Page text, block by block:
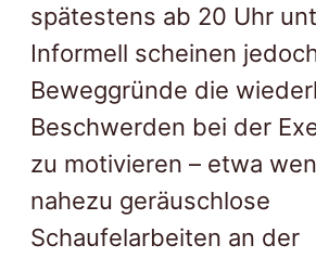
spätestens ab 20 Uhr
Informell scheinen
Beweggründe die
Beschwerden bei der
zu motivieren – etwa
nahezu geräuschlose
Schaufelarbeiten an der